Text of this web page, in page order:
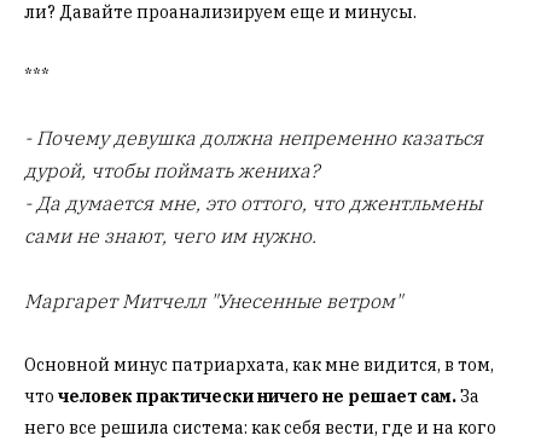
ли? Давайте проанализируем еще и минусы.
***
- Почему девушка должна непременно казаться
дурой, чтобы поймать жениха?
- Да думается мне, это оттого, что джентльмены
сами не знают, чего им нужно.
Маргарет Митчелл "Унесенные ветром"
Основной минус патриархата, как мне видится, в том,
что человек практически ничего не решает сам.За
него все решила система: как себя вести, где и на кого